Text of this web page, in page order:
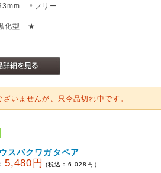
♀フリー
化型 ★
ざいませんが、只今品切れ中です。
スバクワガタペア
5,480円 (税込： 6,028 円）